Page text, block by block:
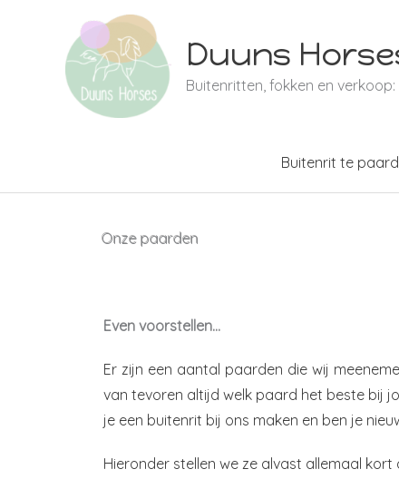
Duuns
Buitenritten, fokken en
Buitenrit te paard
Onze paarden
Even voorstellen…
Er zijn een aantal paarden die wij
van tevoren altijd welk paard het beste bij
je een buitenrit bij ons maken en ben je
Hieronder stellen we ze alvast allemaal kort